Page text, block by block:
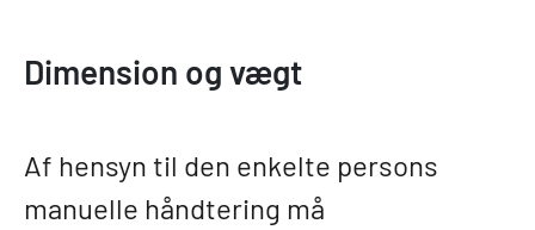
Dimension og vægt
Af hensyn til den enkelte persons
manuelle håndtering må